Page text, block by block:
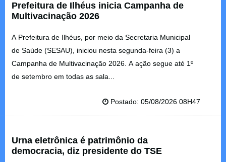
Prefeitura de Ilhéus inicia Campanha de
Multivacinação 2026
A Prefeitura de Ilhéus, por meio da Secretaria Municipal
de Saúde (SESAU), iniciou nesta segunda-feira (3) a
Campanha de Multivacinação 2026. A ação segue até 1º
de setembro em todas as sala...
Postado: 05/08/2026 08H47
Urna eletrônica é patrimônio da
democracia, diz presidente do TSE